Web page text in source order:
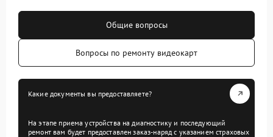
Общие вопросы
Вопросы по ремонту видеокарт
Какие документы вы предоставляете?
На этапе приема устройства на диагностику и последующий
ремонт вам будет предоставлен заказ-наряд с указанием страховых